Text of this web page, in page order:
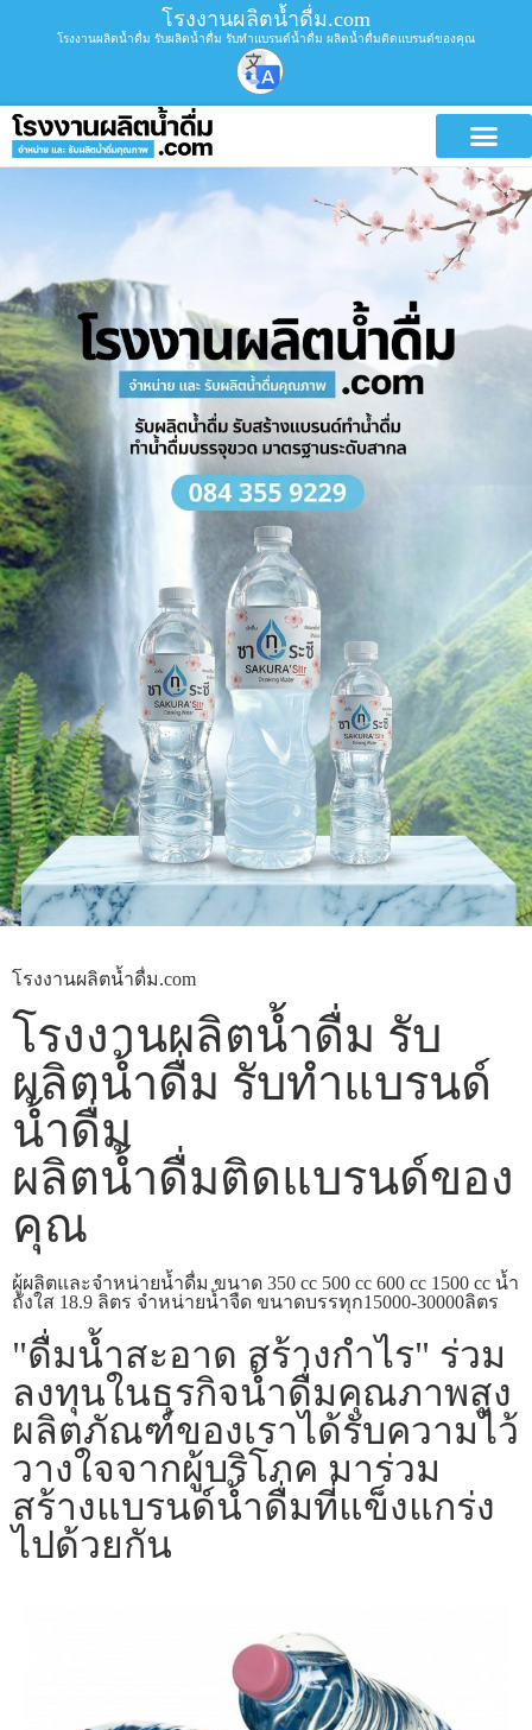
โรงงานผลิตน้ำดื่ม.com
โรงงานผลิตน้ำดื่ม รับผลิตน้ำดื่ม รับทำแบรนด์น้ำดื่ม ผลิตน้ำดื่มติดแบรนด์ของคุณ
โรงงานผลิตน้ำดื่ม.com
โรงงานผลิตน้ำดื่ม รับ
ผลิตน้ำดื่ม รับทำแบรนด์
น้ำดื่ม
ผลิตน้ำดื่มติดแบรนด์ของ
คุณ
ผู้ผลิตและจำหน่ายน้ำดื่ม ขนาด 350 cc 500 cc 600 cc 1500 cc น้ำ
ถังใส 18.9 ลิตร จำหน่ายน้ำจืด ขนาดบรรทุก15000-30000ลิตร
"ดื่มน้ำสะอาด สร้างกำไร" ร่วม
ลงทุนในธุรกิจน้ำดื่มคุณภาพสูง
ผลิตภัณฑ์ของเราได้รับความไว้
วางใจจากผู้บริโภค มาร่วม
สร้างแบรนด์น้ำดื่มที่แข็งแกร่ง
ไปด้วยกัน